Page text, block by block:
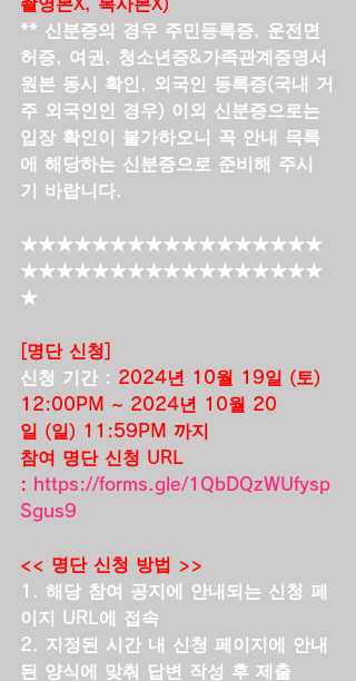
** 신분증의 경우 주민등록증, 운전면
허증, 여권, 청소년증&가족관계증명서
원본 동시 확인, 외국인 등록증(국내 거
주 외국인인 경우) 이외 신분증으로는
입장 확인이 불가하오니 꼭 안내 목록
에 해당하는 신분증으로 준비해 주시
기 바랍니다.
★★★★★★★★★★★★★★★★★
★★★★★★★★★★★★★★★★★
★
[명단 신청]
신청 기간 : 2024년 10월 19일 (토)
12:00PM ~ 2024년 10월 20
일 (일) 11:59PM 까지
참여 명단 신청 URL
:
https://forms.gle/1QbDQzWUfysp
Sgus9
<< 명단 신청 방법 >>
1. 해당 참여 공지에 안내되는 신청 페
이지 URL에 접속
2. 지정된 시간 내 신청 페이지에 안내
된 양식에 맞춰 답변 작성 후 제출